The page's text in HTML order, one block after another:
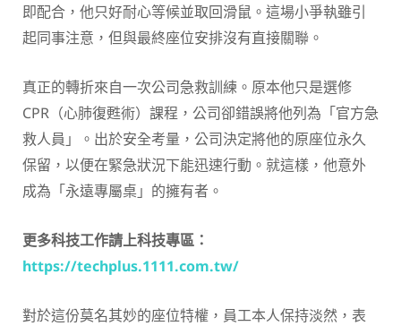
即配合，他只好耐心等候並取回滑鼠。這場小爭執雖引
起同事注意，但與最終座位安排沒有直接關聯。
真正的轉折來自一次公司急救訓練。原本他只是選修
CPR（心肺復甦術）課程，公司卻錯誤將他列為「官方急
救人員」。出於安全考量，公司決定將他的原座位永久
保留，以便在緊急狀況下能迅速行動。就這樣，他意外
成為「永遠專屬桌」的擁有者。
更多科技工作請上科技專區：
https://techplus.1111.com.tw/
對於這份莫名其妙的座位特權，員工本人保持淡然，表